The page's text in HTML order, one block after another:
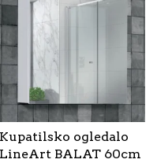
Kupatilsko ogledalo
LineArt BALAT 60cm